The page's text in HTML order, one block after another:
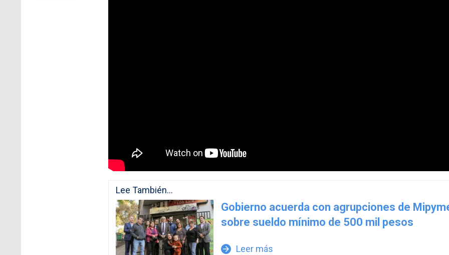
Lee También...
Gobierno acuerda con agrupciones de
sobre sueldo mínimo de 500 mil pesos
arrow_forward Leer más